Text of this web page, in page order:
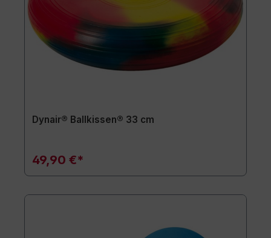
Dynair® Ballkissen® 33 cm
49,90 €*